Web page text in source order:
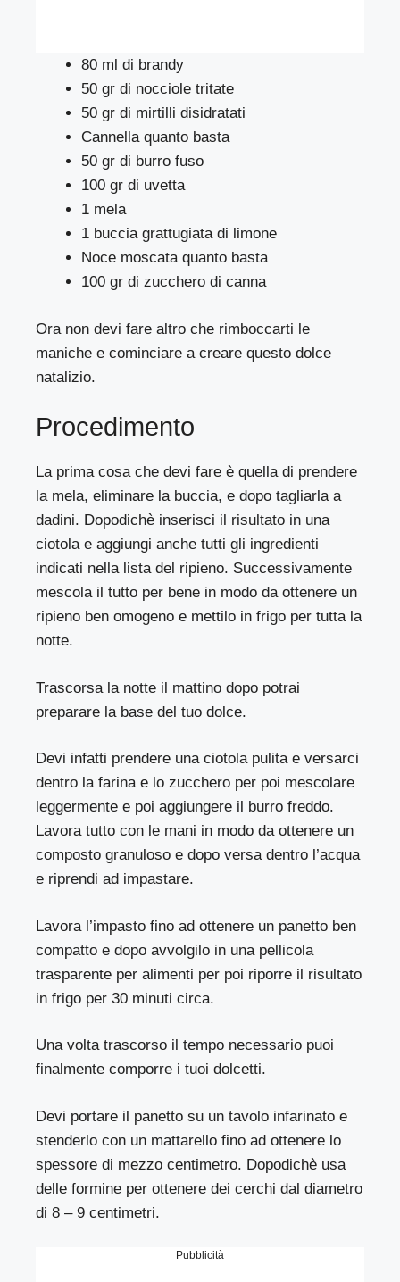
80 ml di brandy
50 gr di nocciole tritate
50 gr di mirtilli disidratati
Cannella quanto basta
50 gr di burro fuso
100 gr di uvetta
1 mela
1 buccia grattugiata di limone
Noce moscata quanto basta
100 gr di zucchero di canna
Ora non devi fare altro che rimboccarti le
maniche e cominciare a creare questo dolce
natalizio.
Procedimento
La prima cosa che devi fare è quella di prendere
la mela, eliminare la buccia, e dopo tagliarla a
dadini. Dopodichè inserisci il risultato in una
ciotola e aggiungi anche tutti gli ingredienti
indicati nella lista del ripieno. Successivamente
mescola il tutto per bene in modo da ottenere un
ripieno ben omogeno e mettilo in frigo per tutta la
notte.
Trascorsa la notte il mattino dopo potrai
preparare la base del tuo dolce.
Devi infatti prendere una ciotola pulita e versarci
dentro la farina e lo zucchero per poi mescolare
leggermente e poi aggiungere il burro freddo.
Lavora tutto con le mani in modo da ottenere un
composto granuloso e dopo versa dentro l’acqua
e riprendi ad impastare.
Lavora l’impasto fino ad ottenere un panetto ben
compatto e dopo avvolgilo in una pellicola
trasparente per alimenti per poi riporre il risultato
in frigo per 30 minuti circa.
Una volta trascorso il tempo necessario puoi
finalmente comporre i tuoi dolcetti.
Devi portare il panetto su un tavolo infarinato e
stenderlo con un mattarello fino ad ottenere lo
spessore di mezzo centimetro. Dopodichè usa
delle formine per ottenere dei cerchi dal diametro
di 8 – 9 centimetri.
Pubblicità